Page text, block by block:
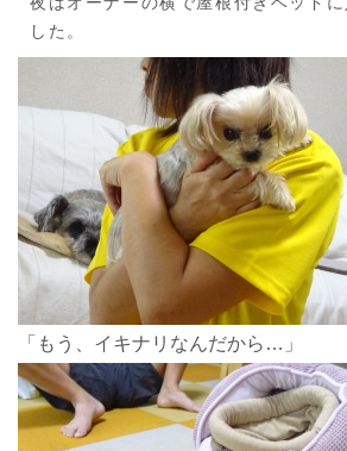
した。
「もう、イキナリなんだから…」